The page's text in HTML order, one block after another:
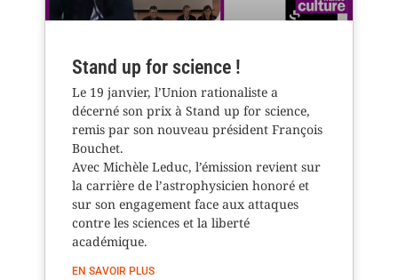
Stand up for science !
Le 19 janvier, l’Union rationaliste a
décerné son prix à Stand up for science,
remis par son nouveau président François
Bouchet.
Avec Michèle Leduc, l’émission revient sur
la carrière de l’astrophysicien honoré et
sur son engagement face aux attaques
contre les sciences et la liberté
académique.
EN SAVOIR PLUS